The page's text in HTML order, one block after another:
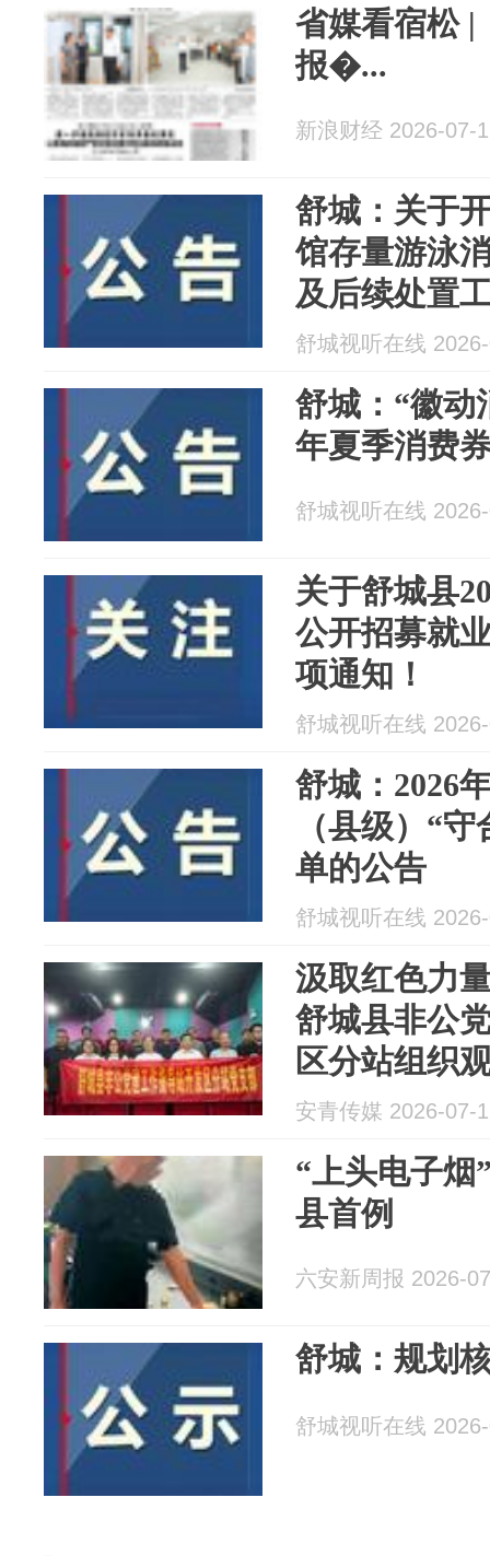
省媒看宿松 |
报�...
新浪财经 2026-07-
舒城：关于
馆存量游泳
及后续处置
舒城视听在线
舒城：“徽动
年夏季消费
舒城视听在线
关于舒城县
公开招募就
项通知！
舒城视听在线
舒城：2026
（县级）“
单的公告
舒城视听在线
汲取红色力
舒城县非公
区分站组织
渡》
安青传媒 2026-07-
“上头电子烟
县首例
六安新周报 2026-
舒城：规划
舒城视听在线